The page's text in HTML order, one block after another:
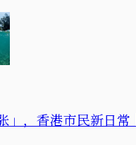
」，香港市民新日常